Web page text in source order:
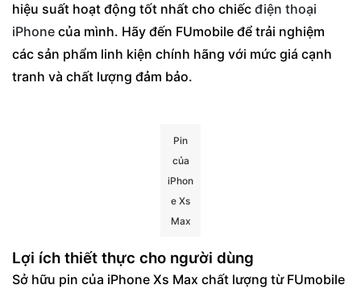
hiệu suất hoạt động tốt nhất cho chiếc điện thoại
iPhone của mình. Hãy đến FUmobile để trải nghiệm
các sản phẩm linh kiện chính hãng với mức giá cạnh
tranh và chất lượng đảm bảo.
Pin
của
iPhon
e Xs
Max
Lợi ích thiết thực cho người dùng
Sở hữu pin của iPhone Xs Max chất lượng từ FUmobile